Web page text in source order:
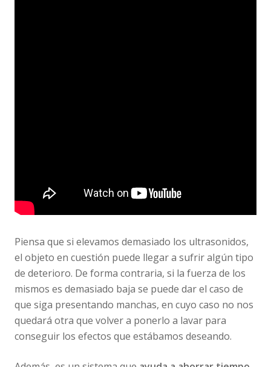
Piensa que si elevamos demasiado los ultrasonidos,
el objeto en cuestión puede llegar a sufrir algún tipo
de deterioro. De forma contraria, si la fuerza de los
mismos es demasiado baja se puede dar el caso de
que siga presentando manchas, en cuyo caso no nos
quedará otra que volver a ponerlo a lavar para
conseguir los efectos que estábamos deseando.